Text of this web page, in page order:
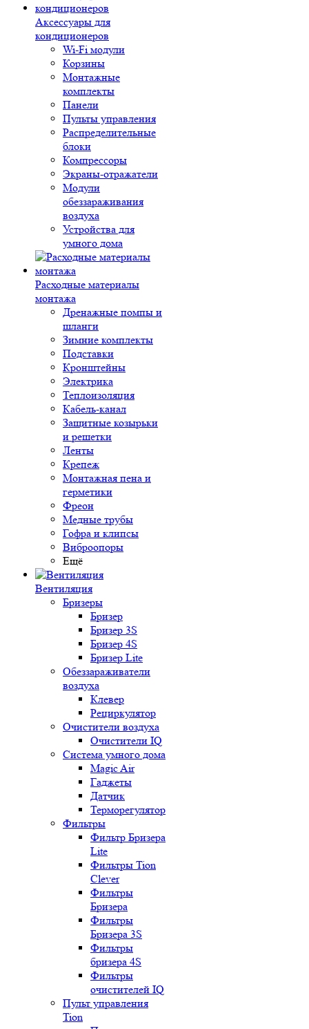
Аксессуары для
кондиционеров
Wi-Fi модули
Корзины
Монтажные
комплекты
Панели
Пульты управления
Распределительные
блоки
Компрессоры
Экраны-отражатели
Модули
обеззараживания
воздуха
Устройства для
умного дома
Расходные материалы
монтажа
Дренажные помпы и
шланги
Зимние комплекты
Подставки
Кронштейны
Электрика
Теплоизоляция
Кабель-канал
Защитные козырьки
и решетки
Ленты
Крепеж
Монтажная пена и
герметики
Фреон
Медные трубы
Гофра и клипсы
Виброопоры
Ещё
Вентиляция
Бризеры
Бризер
Бризер 3S
Бризер 4S
Бризер Lite
Обеззараживатели
воздуха
Клевер
Рециркулятор
Очистители воздуха
Очистители IQ
Система умного дома
Magic Air
Гаджеты
Датчик
Терморегулятор
Фильтры
Фильтр Бризера
Lite
Фильтры Tion
Clever
Фильтры
Бризера
Фильтры
Бризера 3S
Фильтры
бризера 4S
Фильтры
очистителей IQ
Пульт управления
Tion